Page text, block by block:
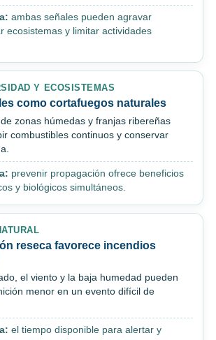
ambas señales pueden agravar
ecosistemas y limitar actividades
Y ECOSISTEMAS
como cortafuegos naturales
zonas húmedas y franjas ribereñas
combustibles continuos y conservar
prevenir propagación ofrece beneficios
y biológicos simultáneos.
reseca favorece incendios
el viento y la baja humedad pueden
menor en un evento difícil de
el tiempo disponible para alertar y